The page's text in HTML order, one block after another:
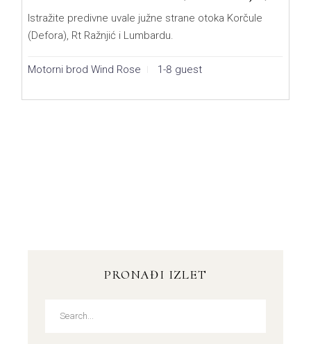
Istražite predivne uvale južne strane otoka Korčule
(Defora), Rt Ražnjić i Lumbardu.
Motorni brod Wind Rose 1-8 guest
PRONAĐI IZLET